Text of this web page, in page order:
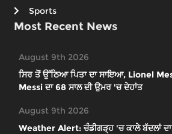
Sports
Most Recent News
August 9th 2026
ਸਿਰ ਤੋਂ ਉੱਠਿਆ ਪਿਤਾ ਦਾ ਸਾਇਆ, Lionel
Messi ਦਾ 68 ਸਾਲ ਦੀ ਉਮਰ 'ਚ ਦੇਹਾਂਤ
August 9th 2026
Weather Alert: ਚੰਡੀਗੜ੍ਹ 'ਚ ਕਾਲੇ ਬੱਦਲਾਂ ਦਾ